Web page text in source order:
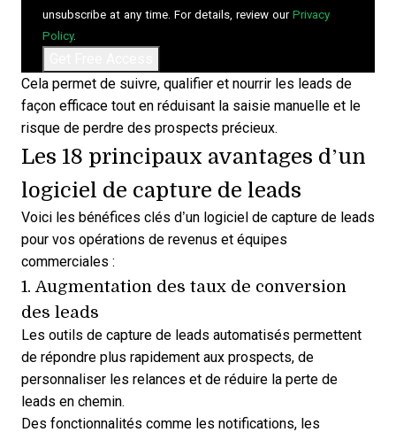
unsubscribe at any time. For details, review our Privacy
Policy.
Cela permet de suivre, qualifier et nourrir les leads de
façon efficace tout en réduisant la saisie manuelle et le
risque de perdre des prospects précieux.
Les 18 principaux avantages d’un
logiciel de capture de leads
Voici les bénéfices clés d’un logiciel de capture de leads
pour vos opérations de revenus et équipes
commerciales :
1. Augmentation des taux de conversion
des leads
Les outils de capture de leads automatisés permettent
de répondre plus rapidement aux prospects, de
personnaliser les relances et de réduire la perte de
leads en chemin.
Des fonctionnalités comme les notifications, les